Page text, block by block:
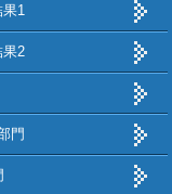
1
果2
門